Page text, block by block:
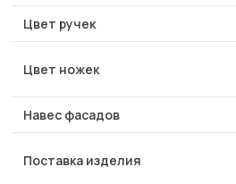
Цвет ручек
Цвет ножек
Навес фасадов
Поставка изделия